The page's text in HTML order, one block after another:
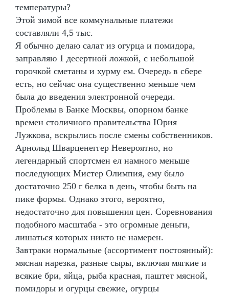
температуры?
Этой зимой все коммунальные платежи
составляли 4,5 тыс.
Я обычно делаю салат из огурца и помидора,
заправляю 1 десертной ложкой, с небольшой
горочкой сметаны и хурму ем. Очередь в сбере
есть, но сейчас она существенно меньше чем
была до введения электронной очереди.
Проблемы в Банке Москвы, опорном банке
времен столичного правительства Юрия
Лужкова, вскрылись после смены собственников.
Арнольд Шварценеггер Невероятно, но
легендарный спортсмен ел намного меньше
последующих Мистер Олимпия, ему было
достаточно 250 г белка в день, чтобы быть на
пике формы. Однако этого, вероятно,
недостаточно для повышения цен. Соревнования
подобного масштаба - это огромные деньги,
лишаться которых никто не намерен.
Завтраки нормальные (ассортимент постоянный):
мясная нарезка, разные сыры, включая мягкие и
всякие бри, яйца, рыба красная, паштет мясной,
помидоры и огурцы свежие, огурцы